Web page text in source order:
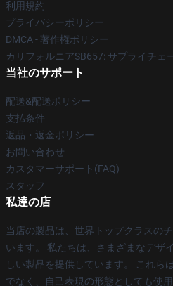
利用規約
プライバシーポリシー
DMCA - 著作権ポリシー
カリフォルニアSB657: サプライチェ
当社のサポート
配送&配送ポリシー
支払条件
返品・返金ポリシー
お問い合わせ
カスタマーサポート(FAQ)
スタッフ
私達の店
当店の製品は、世界トップクラスの
います。 私たちは、さまざまなデザ
しい製品を提供しています。 これら
でなく、自己表現の形態としても使用